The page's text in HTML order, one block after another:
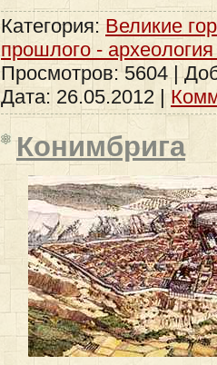
Категория:Великие
прошлого -
Просмотров: 5604 |
Дата: 26.05.2012
Конимбрига